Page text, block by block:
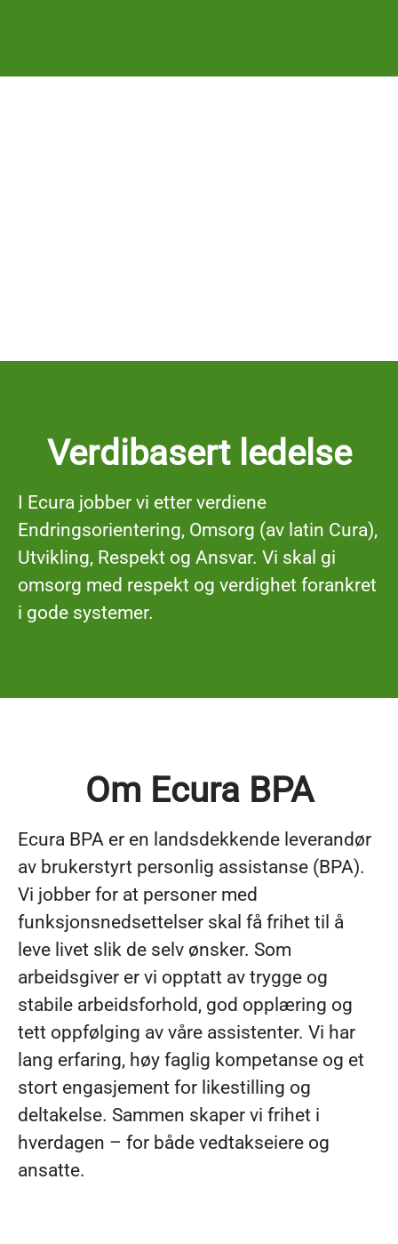
Verdibasert ledelse
I Ecura jobber vi etter verdiene
Endringsorientering, Omsorg (av latin Cura),
Utvikling, Respekt og Ansvar. Vi skal gi
omsorg med respekt og verdighet forankret
i gode systemer.
Om Ecura BPA
Ecura BPA er en landsdekkende leverandør
av brukerstyrt personlig assistanse (BPA).
Vi jobber for at personer med
funksjonsnedsettelser skal få frihet til å
leve livet slik de selv ønsker. Som
arbeidsgiver er vi opptatt av trygge og
stabile arbeidsforhold, god opplæring og
tett oppfølging av våre assistenter. Vi har
lang erfaring, høy faglig kompetanse og et
stort engasjement for likestilling og
deltakelse. Sammen skaper vi frihet i
hverdagen – for både vedtakseiere og
ansatte.